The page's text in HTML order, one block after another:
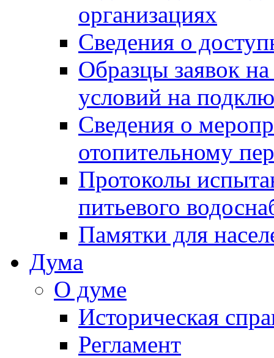
организациях
Сведения о
Образцы заявок
условий на
Сведения о
отопительному
Протоколы
питьевого
Памятки для
Дума
О думе
Историческая
Регламент